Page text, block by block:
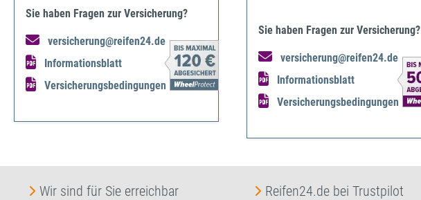
Sie haben Fragen zur Versicherung?
versicherung@reifen24.de
Informationsblatt
Versicherungsbedingungen
Sie haben Fragen zur Versicherung?
versicherung@reifen24.de
Informationsblatt
Versicherungsbedingungen
Wir sind für Sie erreichbar Reifen24.de bei Trustpilot